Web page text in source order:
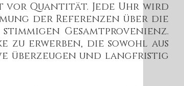
Quantität. Jede Uhr wird
der Referenzen über die
Gesamtprovenienz.
zu erwerben, die sowohl aus
überzeugen und langfristig